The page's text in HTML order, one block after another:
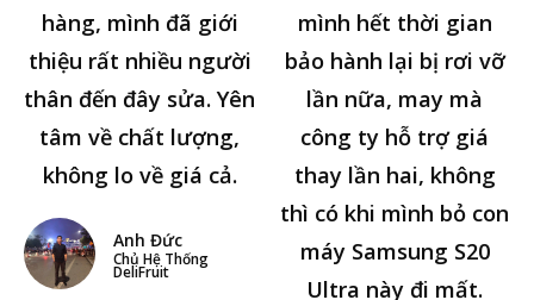
hàng, mình đã giới
thiệu rất nhiều người
thân đến đây sửa. Yên
tâm về chất lượng,
không lo về giá cả.
Anh Đức
Chủ Hệ Thống
DeliFruit
mình hết thời gian
bảo hành lại bị rơi vỡ
lần nữa, may mà
công ty hỗ trợ giá
thay lần hai, không
thì có khi mình bỏ con
máy Samsung S20
Ultra này đi mất.